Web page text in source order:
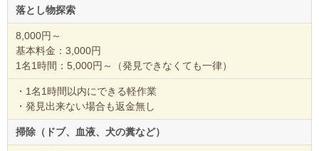
落とし物探索
8,000円～
基本料金：3,000円
1名1時間：5,000円～（発見できなくても一律）
・1名1時間以内にできる軽作業
・発見出来ない場合も返金無し
掃除（ドブ、血液、犬の糞など）